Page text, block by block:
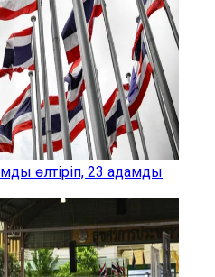
өлтіріп, 23 адамды